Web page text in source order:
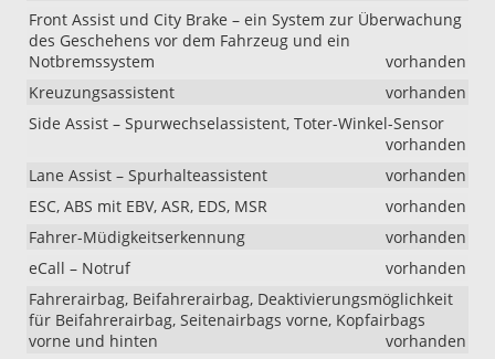
Front Assist und City Brake – ein System zur Überwachung
des Geschehens vor dem Fahrzeug und ein
Notbremssystem
vorhanden
Kreuzungsassistent
vorhanden
Side Assist – Spurwechselassistent, Toter-Winkel-Sensor
vorhanden
Lane Assist – Spurhalteassistent
vorhanden
ESC, ABS mit EBV, ASR, EDS, MSR
vorhanden
Fahrer-Müdigkeitserkennung
vorhanden
eCall – Notruf
vorhanden
Fahrerairbag, Beifahrerairbag, Deaktivierungsmöglichkeit
für Beifahrerairbag, Seitenairbags vorne, Kopfairbags
vorne und hinten
vorhanden